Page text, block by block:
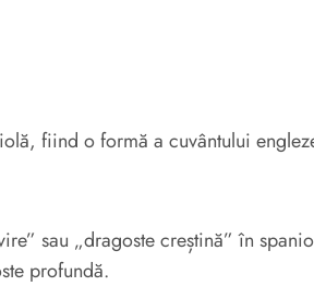
fiind o formă a cuvântului
sau „dragoste creștină” în
profundă.